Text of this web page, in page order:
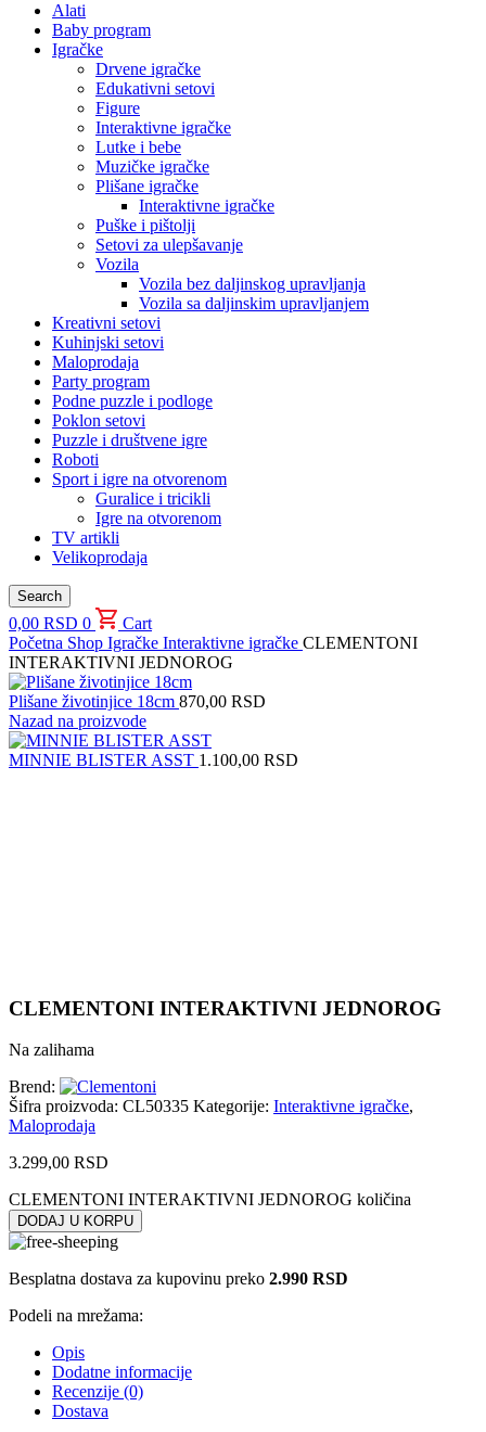
Alati
Baby program
Igračke
Drvene igračke
Edukativni setovi
Figure
Interaktivne igračke
Lutke i bebe
Muzičke igračke
Plišane igračke
Interaktivne igračke
Puške i pištolji
Setovi za ulepšavanje
Vozila
Vozila bez daljinskog upravljanja
Vozila sa daljinskim upravljanjem
Kreativni setovi
Kuhinjski setovi
Maloprodaja
Party program
Podne puzzle i podloge
Poklon setovi
Puzzle i društvene igre
Roboti
Sport i igre na otvorenom
Guralice i tricikli
Igre na otvorenom
TV artikli
Velikoprodaja
Search
0,00 RSD 0
Cart
Početna Shop Igračke Interaktivne igračke CLEMENTONI
INTERAKTIVNI JEDNOROG
Plišane životinjice 18cm 870,00 RSD
Nazad na proizvode
MINNIE BLISTER ASST 1.100,00 RSD
CLEMENTONI INTERAKTIVNI JEDNOROG
Na zalihama
Brend:
Šifra proizvoda: CL50335 Kategorije: Interaktivne igračke,
Maloprodaja
3.299,00 RSD
CLEMENTONI INTERAKTIVNI JEDNOROG količina
DODAJ U KORPU
Besplatna dostava za kupovinu preko 2.990 RSD
Podeli na mrežama:
Opis
Dodatne informacije
Recenzije (0)
Dostava